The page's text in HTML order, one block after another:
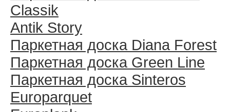
Classik
Antik Story
Паркетная доска Diana Forest
Паркетная доска Green Line
Паркетная доска Sinteros
Europarquet